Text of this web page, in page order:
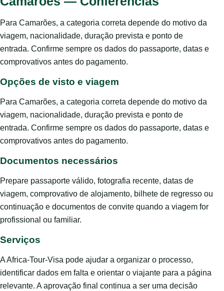
Para Camarões, a categoria correta depende do motivo da
viagem, nacionalidade, duração prevista e ponto de
entrada. Confirme sempre os dados do passaporte, datas e
comprovativos antes do pagamento.
Opções de visto e viagem
Para Camarões, a categoria correta depende do motivo da
viagem, nacionalidade, duração prevista e ponto de
entrada. Confirme sempre os dados do passaporte, datas e
comprovativos antes do pagamento.
Documentos necessários
Prepare passaporte válido, fotografia recente, datas de
viagem, comprovativo de alojamento, bilhete de regresso ou
continuação e documentos de convite quando a viagem for
profissional ou familiar.
Serviços
A Africa-Tour-Visa pode ajudar a organizar o processo,
identificar dados em falta e orientar o viajante para a página
relevante. A aprovação final continua a ser uma decisão